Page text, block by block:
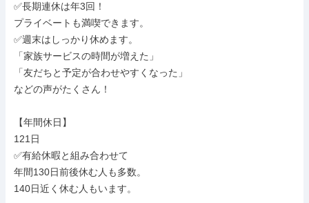
✅長期連休は年3回！
プライベートも満喫できます。
✅週末はしっかり休めます。
「家族サービスの時間が増えた」
「友だちと予定が合わせやすくなった」
などの声がたくさん！
【年間休日】
121日
✅有給休暇と組み合わせて
年間130日前後休む人も多数。
140日近く休む人もいます。